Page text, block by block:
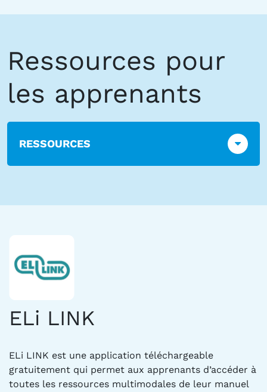
Ressources pour
les apprenants
RESSOURCES
ELi LINK
ELi LINK est une application téléchargeable
gratuitement qui permet aux apprenants d’accéder à
toutes les ressources multimodales de leur manuel